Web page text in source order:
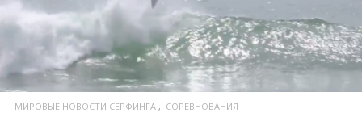
ПОСМОТРЕТЬ
МИРОВЫЕ НОВОСТИ СЕРФИНГА СОРЕВНОВАНИЯ